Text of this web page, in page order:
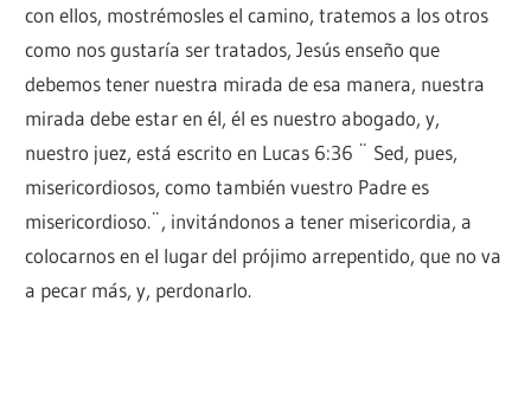
con ellos, mostrémosles el camino, tratemos a los otros
como nos gustaría ser tratados, Jesús enseño que
debemos tener nuestra mirada de esa manera, nuestra
mirada debe estar en él, él es nuestro abogado, y,
nuestro juez, está escrito en Lucas 6:36 ¨ Sed, pues,
misericordiosos, como también vuestro Padre es
misericordioso.¨, invitándonos a tener misericordia, a
colocarnos en el lugar del prójimo arrepentido, que no va
a pecar más, y, perdonarlo.